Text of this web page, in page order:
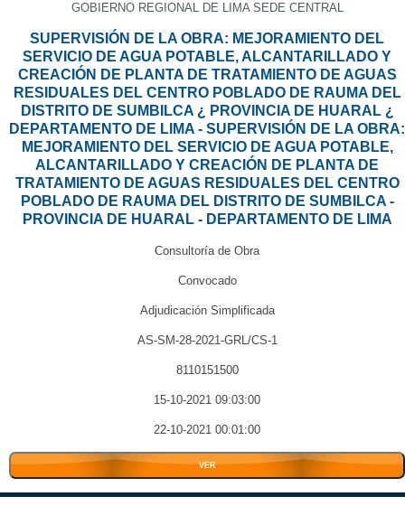
GOBIERNO REGIONAL DE LIMA SEDE CENTRAL
SUPERVISIÓN DE LA OBRA: MEJORAMIENTO DEL
SERVICIO DE AGUA POTABLE, ALCANTARILLADO Y
CREACIÓN DE PLANTA DE TRATAMIENTO DE AGUAS
RESIDUALES DEL CENTRO POBLADO DE RAUMA DEL
DISTRITO DE SUMBILCA ¿ PROVINCIA DE HUARAL ¿
DEPARTAMENTO DE LIMA - SUPERVISIÓN DE LA OBRA:
MEJORAMIENTO DEL SERVICIO DE AGUA POTABLE,
ALCANTARILLADO Y CREACIÓN DE PLANTA DE
TRATAMIENTO DE AGUAS RESIDUALES DEL CENTRO
POBLADO DE RAUMA DEL DISTRITO DE SUMBILCA -
PROVINCIA DE HUARAL - DEPARTAMENTO DE LIMA
Consultoría de Obra
Convocado
Adjudicación Simplificada
AS-SM-28-2021-GRL/CS-1
8110151500
15-10-2021 09:03:00
22-10-2021 00:01:00
VER